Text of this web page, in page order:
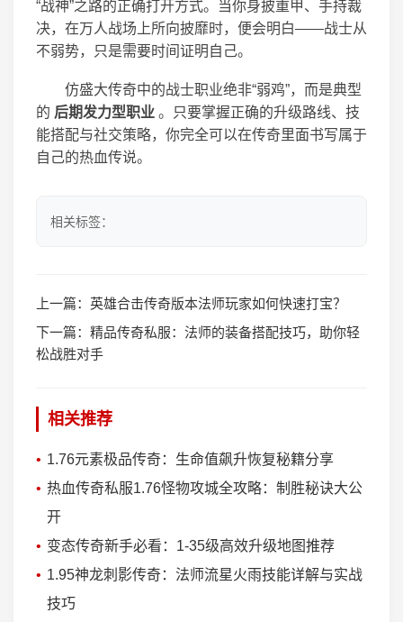
“战神”之路的正确打开方式。当你身披重甲、手持裁
决，在万人战场上所向披靡时，便会明白——战士从
不弱势，只是需要时间证明自己。
仿盛大传奇中的战士职业绝非“弱鸡”，而是典型
的 后期发力型职业 。只要掌握正确的升级路线、技
能搭配与社交策略，你完全可以在传奇里面书写属于
自己的热血传说。
相关标签：
上一篇： 英雄合击传奇版本法师玩家如何快速打宝？
下一篇： 精品传奇私服：法师的装备搭配技巧，助你轻
松战胜对手
相关推荐
1.76元素极品传奇：生命值飙升恢复秘籍分享
热血传奇私服1.76怪物攻城全攻略：制胜秘诀大公
开
变态传奇新手必看：1-35级高效升级地图推荐
1.95神龙刺影传奇：法师流星火雨技能详解与实战
技巧